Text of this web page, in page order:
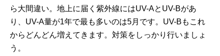
ら大間違い。地上に届く紫外線にはUV-AとUV-Bがあ
り、UV-A量が1年で最も多いのは5月です。UV-Bもこれ
からどんどん増えてきます。対策をしっかり行いましょ
う。